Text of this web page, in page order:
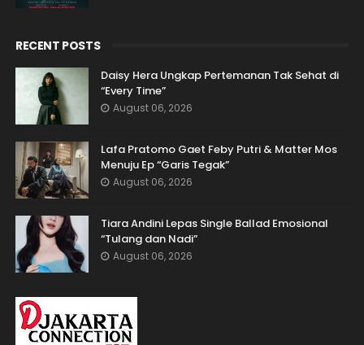
RECENT POSTS
Daisy Hera Ungkap Pertemanan Tak Sehat di
“Every Time”
August 06, 2026
Lafa Pratomo Gaet Feby Putri & Matter Mos
Menuju Ep “Garis Tegak”
August 06, 2026
Tiara Andini Lepas Single Ballad Emosional
“Tulang dan Nadi”
August 06, 2026